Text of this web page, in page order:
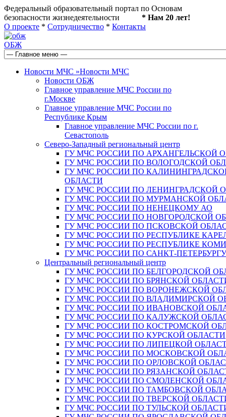
Федеральный образовательный портал по Основам
безопасности жизнедеятельности * Нам 20 лет!
О проекте * Сотрудничество * Контакты
ОБЖ
Новости МЧС »Новости МЧС
Новости ОБЖ
Главное управление МЧС России по
г.Москве
Главное управление МЧС России по
Республике Крым
Главное управление МЧС России по г.
Севастополь
Северо-Западный региональный центр
ГУ МЧС РОССИИ ПО АРХАНГЕЛЬСКОЙ
ГУ МЧС РОССИИ ПО ВОЛОГОДСКОЙ
ГУ МЧС РОССИИ ПО
ОБЛАСТИ
ГУ МЧС РОССИИ ПО ЛЕНИНГРАДСКОЙ
ГУ МЧС РОССИИ ПО МУРМАНСКОЙ
ГУ МЧС РОССИИ ПО НЕНЕЦКОМУ АО
ГУ МЧС РОССИИ ПО НОВГОРОДСКОЙ
ГУ МЧС РОССИИ ПО ПСКОВСКОЙ
ГУ МЧС РОССИИ ПО РЕСПУБЛИКЕ
ГУ МЧС РОССИИ ПО РЕСПУБЛИКЕ КОМИ
ГУ МЧС РОССИИ ПО САНКТ-ПЕТЕРБУРГУ
Центральный региональный центр
ГУ МЧС РОССИИ ПО БЕЛГОРОДСКОЙ
ГУ МЧС РОССИИ ПО БРЯНСКОЙ
ГУ МЧС РОССИИ ПО ВОРОНЕЖСКОЙ
ГУ МЧС РОССИИ ПО ВЛАДИМИРСКОЙ
ГУ МЧС РОССИИ ПО ИВАНОВСКОЙ
ГУ МЧС РОССИИ ПО КАЛУЖСКОЙ
ГУ МЧС РОССИИ ПО КОСТРОМСКОЙ
ГУ МЧС РОССИИ ПО КУРСКОЙ ОБЛАСТИ
ГУ МЧС РОССИИ ПО ЛИПЕЦКОЙ
ГУ МЧС РОССИИ ПО МОСКОВСКОЙ
ГУ МЧС РОССИИ ПО ОРЛОВСКОЙ
ГУ МЧС РОССИИ ПО РЯЗАНСКОЙ
ГУ МЧС РОССИИ ПО СМОЛЕНСКОЙ
ГУ МЧС РОССИИ ПО ТАМБОВСКОЙ
ГУ МЧС РОССИИ ПО ТВЕРСКОЙ
ГУ МЧС РОССИИ ПО ТУЛЬСКОЙ